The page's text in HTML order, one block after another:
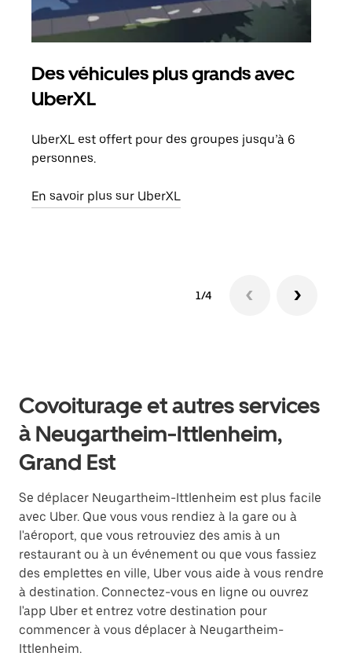
Des véhicules plus grands avec
UberXL
UberXL est offert pour des groupes jusqu’à 6
personnes.
En savoir plus sur UberXL
1/4
Covoiturage et autres services
à Neugartheim-Ittlenheim,
Grand Est
Se déplacer Neugartheim-Ittlenheim est plus facile
avec Uber. Que vous vous rendiez à la gare ou à
l'aéroport, que vous retrouviez des amis à un
restaurant ou à un événement ou que vous fassiez
des emplettes en ville, Uber vous aide à vous rendre
à destination. Connectez-vous en ligne ou ouvrez
l'app Uber et entrez votre destination pour
commencer à vous déplacer à Neugartheim-
Ittlenheim.